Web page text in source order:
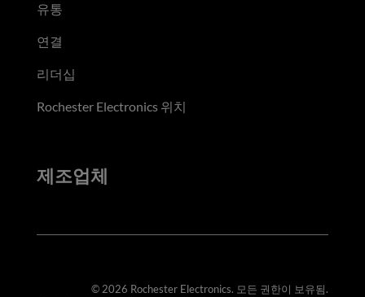
유통
연결
리더십
Rochester Electronics 위치
제조업체
© 2026 Rochester Electronics. 모든 권한이 보유됨.